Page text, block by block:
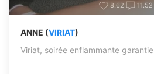
8.62 11.52
ANNE (VIRIAT)
Viriat, soirée enflammante garantie